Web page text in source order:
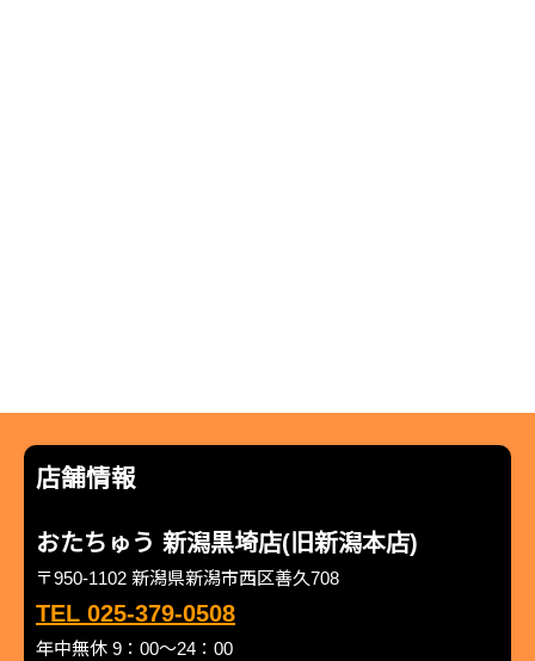
店舗情報
おたちゅう 新潟黒埼店(旧新潟本店)
〒950-1102 新潟県新潟市西区善久708
TEL 025-379-0508
年中無休 9：00～24：00